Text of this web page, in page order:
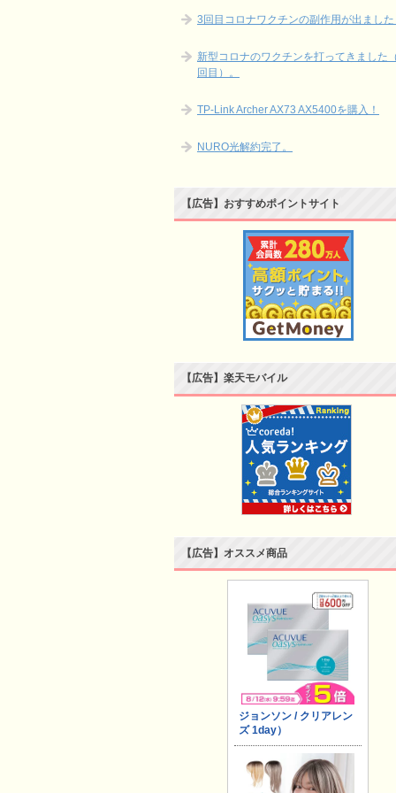
3回目コロナワクチンの副作用が出まし
新型コロナのワクチンを打ってきました
回目）。
TP-Link Archer AX73 AX5400を購入！
NURO光解約完了。
【広告】おすすめポイントサイト
【広告】楽天モバイル
【広告】オススメ商品